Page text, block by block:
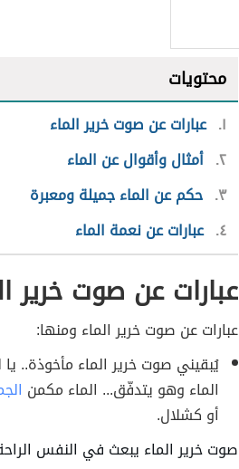
محتويات
١ عبارات عن صوت خرير الماء
٢ أمثال وأقوال عن الماء
٣ حكم عن الماء جميلة ومعبرة
٤ عبارات عن نعمة الماء
عبارات عن صوت خرير
عبارات عن صوت خرير الماء ومنها:
يُبقيني صوت خرير الماء مأخوذة..
الماء وهو يتدفّق... الماء مكمن
أو كشلال.
صوت خرير الماء يبعث في النفس